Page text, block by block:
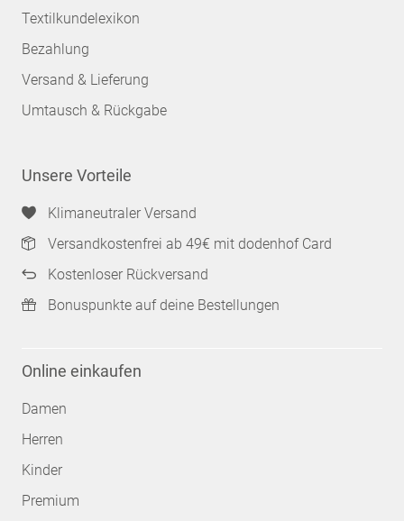
Textilkundelexikon
Bezahlung
Versand & Lieferung
Umtausch & Rückgabe
Unsere Vorteile
Klimaneutraler Versand
Versandkostenfrei ab 49€ mit dodenhof Card
Kostenloser Rückversand
Bonuspunkte auf deine Bestellungen
Online einkaufen
Damen
Herren
Kinder
Premium